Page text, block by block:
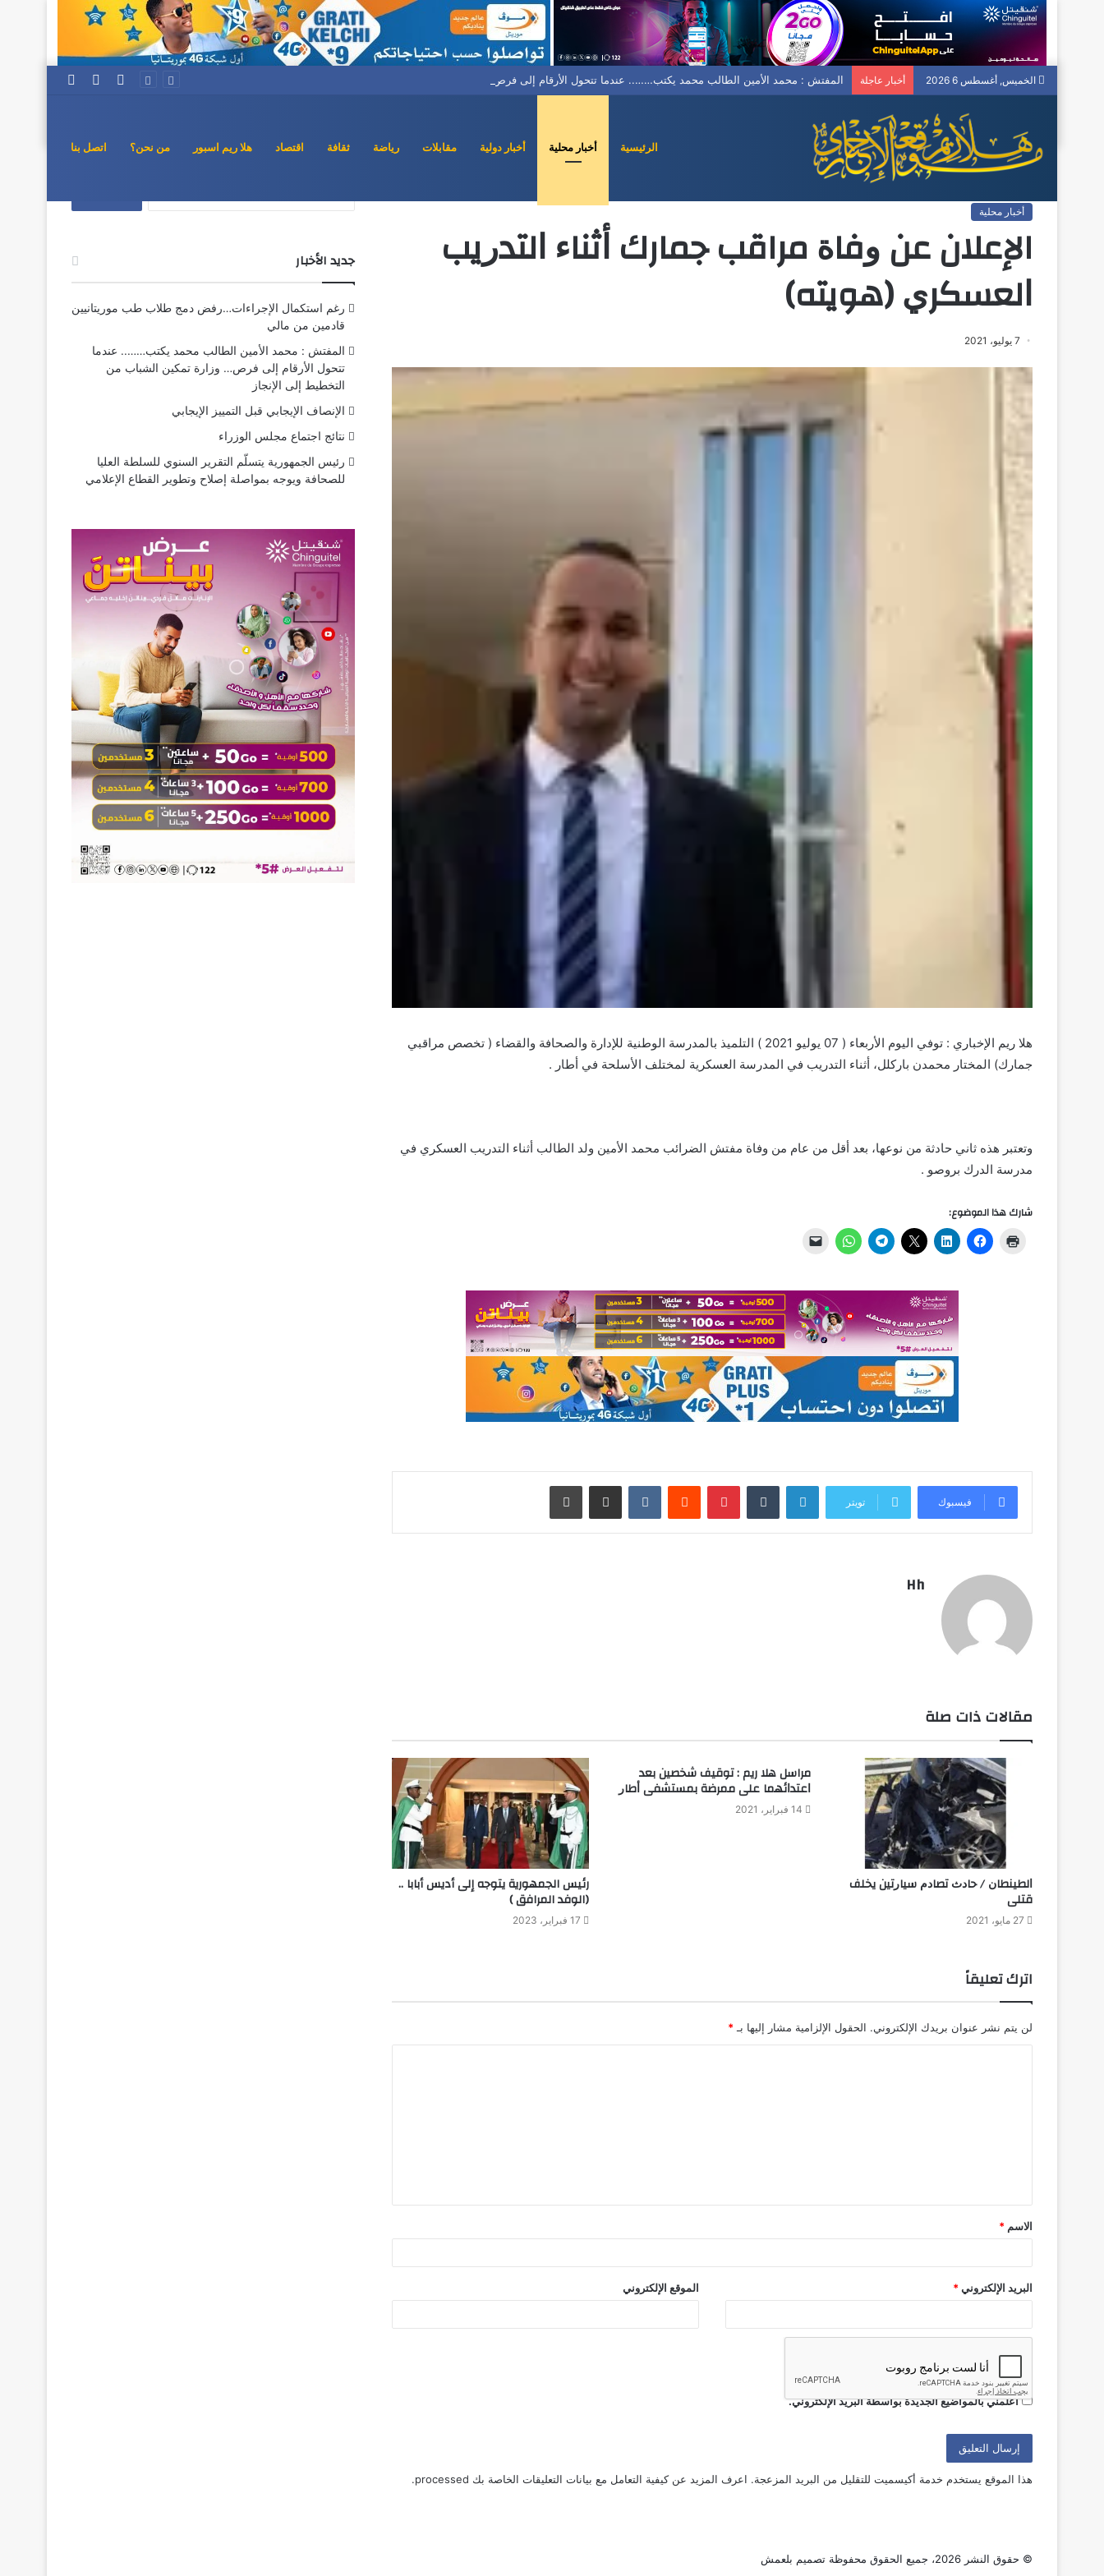
الخميس, أغسطس 6 2026 أخبار عاجلة المفتش : محمد الأمين الطالب محمد يكتب…….. عندما تتحول الأرقام إلى فرص… وزارة تمكين الشباب من التخطيط إلى الإنجاز
مقال تسجيل
الرئيسية أخبار محلية أخبار دولية مقابلات رياضة ثقافة اقتصاد هلا ريم اسبور من نحن؟ اتصل بنا
الرئيسية/أخبار محلية /الإعلان عن ﻭﻓﺎﺓ مراقب جمارك ﺃﺛﻨﺎﺀ ﺍﻟﺘﺪﺭﻳﺐ ﺍﻟﻌﺴﻜﺮﻱ (هويته)
أخبار محلية
الإعلان عن ﻭﻓﺎﺓ مراقب جمارك ﺃﺛﻨﺎﺀ ﺍﻟﺘﺪﺭﻳﺐ
ﺍﻟﻌﺴﻜﺮﻱ (هويته)
7 يوليو، 2021
هلا ريم الإخباري : ﺗﻮﻓﻲ ﺍﻟﻴﻮﻡ ﺍﻷﺭﺑﻌﺎﺀ ‏( 07 ﻳﻮﻟﻴﻮ 2021 ‏) ﺍﻟﺘﻠﻤﻴﺬ ﺑﺎﻟﻤﺪﺭﺳﺔ ﺍﻟﻮﻃﻨﻴﺔ ﻟﻺﺩﺍﺭﺓ ﻭﺍﻟﺼﺤﺎﻓﺔ ﻭﺍﻟﻘﻀﺎﺀ ‏( ﺗﺨﺼﺺ ﻣﺮﺍﻗﺒﻲ
جمارﻙ) ﺍﻟﻤﺨﺘﺎﺭ ﻣﺤﻤﺪﻥ ﺑﺎﺭﻛﻠﻞ، ﺃﺛﻨﺎﺀ ﺍﻟﺘﺪﺭﻳﺐ ﻓﻲ ﺍﻟﻤﺪﺭﺳﺔ اﻟﻌﺴﻜﺮﻳﺔ ﻟﻤﺨﺘﻠﻒ ﺍﻷﺳﻠﺤﺔ ﻓﻲ ﺃﻃﺎﺭ .
ﻭﺗﻌﺘﺒﺮ ﻫﺬﻩ ﺛﺎﻧﻲ ﺣﺎﺩﺛﺔ ﻣﻦ ﻧﻮﻋﻬﺎ، ﺑﻌﺪ ﺃﻗﻞ ﻣﻦ ﻋﺎﻡ ﻣﻦ ﻭﻓﺎﺓ ﻣﻔﺘﺶ ﺍﻟﻀﺮﺍﺋﺐ ﻣﺤﻤﺪ ﺍﻷﻣﻴﻦ ﻭﻟﺪ ﺍﻟﻄﺎﻟﺐ ﺃﺛﻨﺎﺀ ﺍﻟﺘﺪﺭﻳﺐ ﺍﻟﻌﺴﻜﺮﻱ ﻓﻲ
ﻣﺪﺭﺳﺔ ﺍﻟﺪﺭﻙ ﺑﺮﻭﺻﻮ .
شارك هذا الموضوع:
فيسبوك تويتر
لينكدإن بينتيريست مشاركة عبر البريد طباعة
Hh
مقالات ذات صلة
ﺍﻟﻄﻴﻨﻄﺎﻥ / ﺣﺎﺩﺙ ﺗﺼﺎﺩﻡ ﺳﻴﺎﺭﺗﻴﻦ ﻳﺨﻠﻒ
ﻗﺘﻠﻰ
27 مايو، 2021
مراسل هلا ريم : توقيف شخصين ﺑﻌﺪ
ﺍﻋﺘﺪﺍﺋﻬﻤﺎ ﻋﻠﻰ ﻣﻤﺮﺿﺔ ﺑﻤﺴﺘﺸﻔﻰ ﺃﻃﺎﺭ
14 فبراير، 2021
رئيس الجمهورية يتوجه إلى أديس أبابا ..
(الوفد المرافق )
17 فبراير، 2023
اترك تعليقاً
لن يتم نشر عنوان بريدك الإلكتروني. الحقول الإلزامية مشار إليها بـ *
ق
*
الاسم *
البريد الإلكتروني * الموقع الإلكتروني
أعلمني بمتابعة التعليقات بواسطة البريد الإلكتروني.
أعلمني بالمواضيع الجديدة بواسطة البريد الإلكتروني.
هذا الموقع يستخدم خدمة أكيسميت للتقليل من البريد المزعجة. اعرف المزيد عن كيفية التعامل مع بيانات التعليقات الخاصة بك processed .
عن:
جديد الأخبار
رغم استكمال الإجراءات…رفض دمج طلاب طب موريتانيين
قادمين من مالي
المفتش : محمد الأمين الطالب محمد يكتب…….. عندما
تتحول الأرقام إلى فرص… وزارة تمكين الشباب من
التخطيط إلى الإنجاز
الإنصاف الإيجابي قبل التمييز الإيجابي
نتائج اجتماع مجلس الوزراء
رئيس الجمهورية يتسلّم التقرير السنوي للسلطة العليا
للصحافة ويوجه بمواصلة إصلاح وتطوير القطاع الإعلامي
© حقوق النشر 2026، جميع الحقوق محفوظة تصميم بلعمش